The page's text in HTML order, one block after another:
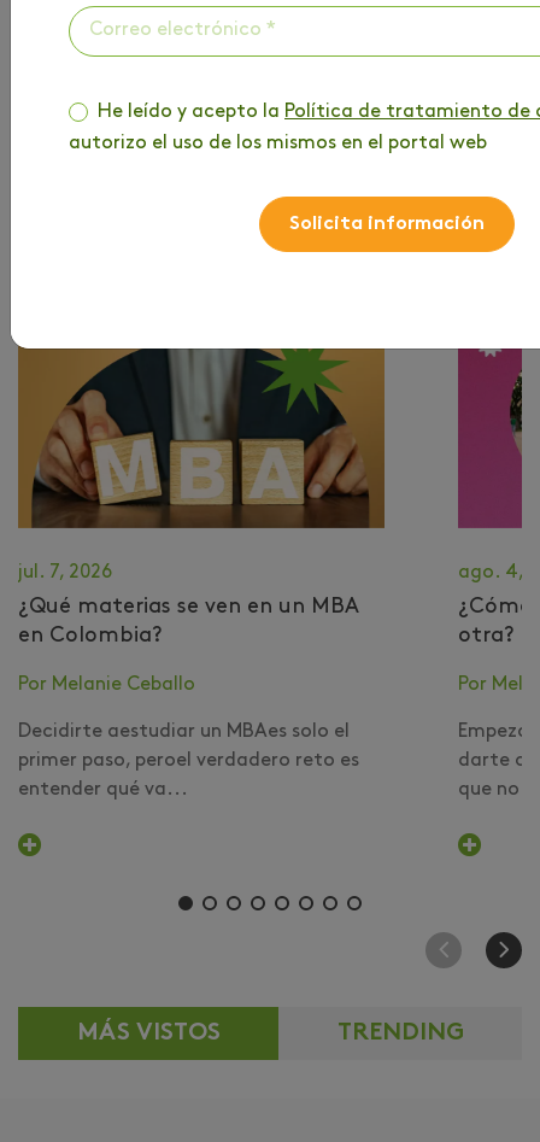
Acepto los términos y condiciones
MÁS DE TU INTERÉS
jul. 7, 2026
¿Qué materias se ven en un MBA
en Colombia?
Por Melanie Ceballo
Decidirte aestudiar un MBAes solo el
primer paso, peroel verdadero reto es
entender qué va...
ago. 4,
​¿Cómo
otra?
Por
darte
que no
MÁS VISTOS TRENDING
He leído y acepto la Política de tratamiento de
autorizo el uso de los mismos en el portal web
Solicita información